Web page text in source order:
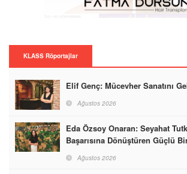
KLASS Röportajlar
Elif Genç: Mücevher Sanatını
Ağustos 2026
Eda Özsoy Onaran: Seyahat
Başarısına Dönüştüren Güçlü
Ağustos 2026